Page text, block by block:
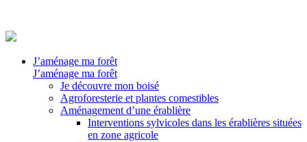
J’aménage ma forêt
J’aménage ma forêt
Je découvre mon boisé
Agroforesterie et plantes comestibles
Aménagement d’une érablière
Interventions sylvicoles dans les érablières situées
en zone agricole